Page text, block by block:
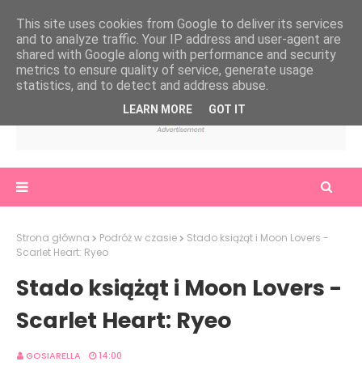
Strona główna Podróż w czasie
Stado książąt i Moon Lovers -
Scarlet Heart: Ryeo
Stado książąt i Moon Lovers -
Scarlet Heart: Ryeo
GOSIARELLA 14:00
This site uses cookies from Google to deliver its services
and to analyze traffic. Your IP address and user-agent are
shared with Google along with performance and security
metrics to ensure quality of service, generate usage
statistics, and to detect and address abuse.
LEARN MORE GOT IT